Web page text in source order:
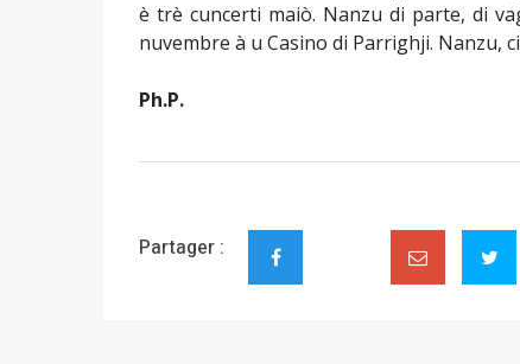
è trè cuncerti maiò. Nanzu di parte, di
nuvembre à u Casino di Parrighji. Nanzu,
Ph.P.
Partager :